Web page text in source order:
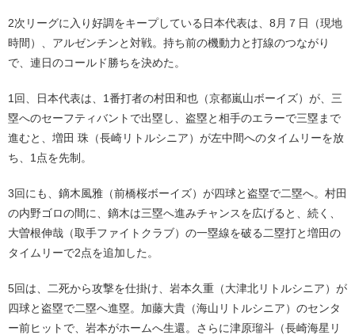
2次リーグに入り好調をキープしている日本代表は、8月７日（現地
時間）、アルゼンチンと対戦。持ち前の機動力と打線のつながり
で、連日のコールド勝ちを決めた。
1回、日本代表は、1番打者の村田和也（京都嵐山ボーイズ）が、三
塁へのセーフティバントで出塁し、盗塁と相手のエラーで三塁まで
進むと、増田 珠（長崎リトルシニア）が左中間へのタイムリーを放
ち、1点を先制。
3回にも、鏑木風雅（前橋桜ボーイズ）が四球と盗塁で二塁へ。村田
の内野ゴロの間に、鏑木は三塁へ進みチャンスを広げると、続く、
大曽根伸哉（取手ファイトクラブ）の一塁線を破る二塁打と増田の
タイムリーで2点を追加した。
5回は、二死から攻撃を仕掛け、岩本久重（大津北リトルシニア）が
四球と盗塁で二塁へ進塁。加藤大貴（海山リトルシニア）のセンタ
ー前ヒットで、岩本がホームへ生還。さらに津原瑠斗（長崎海星リ